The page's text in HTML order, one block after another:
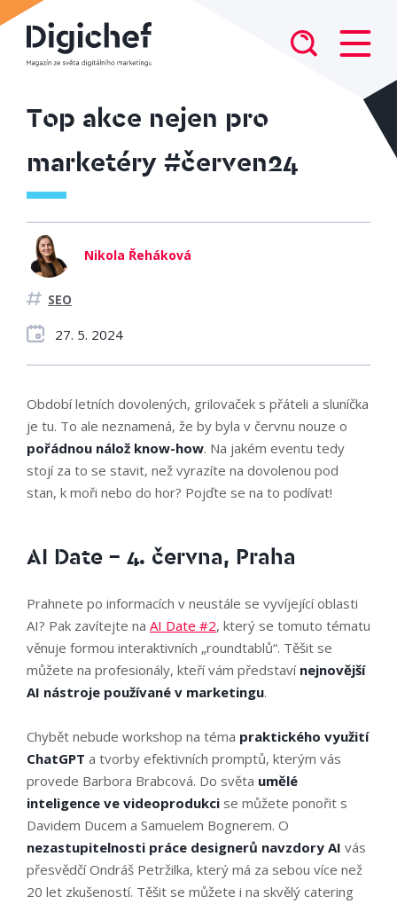
Top akce nejen pro
marketéry #červen24
Nikola Řeháková
SEO
27. 5. 2024
Období letních dovolených, grilovaček s přáteli a sluníčka
je tu. To ale neznamená, že by byla v červnu nouze o
pořádnou nálož know-how. Na jakém eventu tedy
stojí za to se stavit, než vyrazíte na dovolenou pod
stan, k moři nebo do hor? Pojďte se na to podívat!
AI Date – 4. června, Praha
Prahnete po informacích v neustále se vyvíjející oblasti
AI? Pak zavítejte na AI Date #2, který se tomuto tématu
věnuje formou interaktivních „roundtablů“. Těšit se
můžete na profesionály, kteří vám představí nejnovější
AI nástroje používané v marketingu.
Chybět nebude workshop na téma praktického využití
ChatGPT a tvorby efektivních promptů, kterým vás
provede Barbora Brabcová. Do světa umělé
inteligence ve videoprodukci se můžete ponořit s
Davidem Ducem a Samuelem Bognerem. O
nezastupitelnosti práce designerů navzdory AI vás
přesvědčí Ondráš Petržilka, který má za sebou více než
20 let zkušeností. Těšit se můžete i na skvělý catering